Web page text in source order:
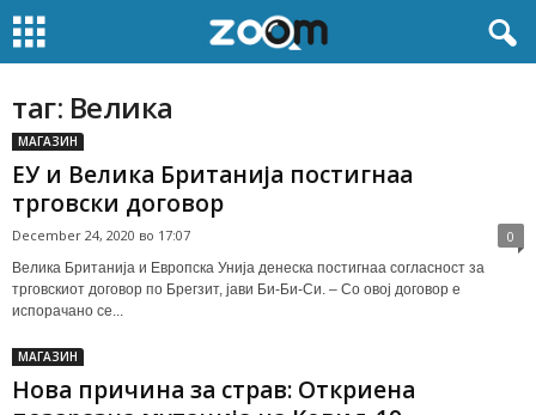
таг: Велика
МАГАЗИН
ЕУ и Велика Британија постигнаа
трговски договор
December 24, 2020 во 17:07 0
Велика Британија и Европска Унија денеска постигнаа согласност за
трговскиот договор по Брегзит, јави Би-Би-Си. – Со овој договор е
испорачано се...
МАГАЗИН
Нова причина за страв: Откриена